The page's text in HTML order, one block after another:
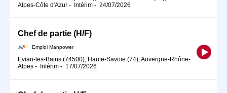
Alpes-Côte d'Azur - Intérim - 24/07/2026
Chef de partie (H/F)
Emploi Manpower
Évian-les-Bains (74500), Haute-Savoie (74), Auvergne-Rhône-
Alpes - Intérim - 17/07/2026